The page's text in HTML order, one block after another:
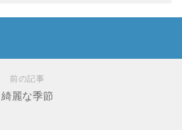
前の記事
綺麗な季節